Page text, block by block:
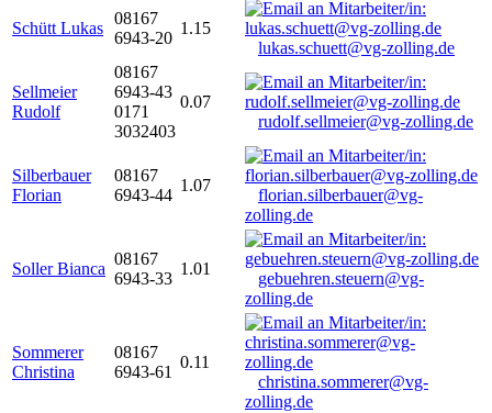
Schütt Lukas
08167
6943-20
1.15
lukas.schuett@vg-zolling.de
Sellmeier
Rudolf
08167
6943-43
0171
3032403
0.07
rudolf.sellmeier@vg-zolling.de
Silberbauer
Florian
08167
6943-44
1.07
florian.silberbauer@vg-
zolling.de
Soller Bianca
08167
6943-33
1.01
gebuehren.steuern@vg-
zolling.de
Sommerer
Christina
08167
6943-61
0.11
christina.sommerer@vg-
zolling.de